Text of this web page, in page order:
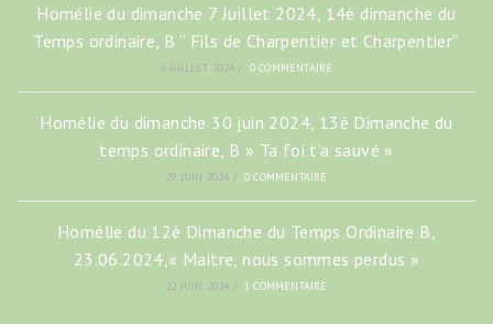
Homélie du dimanche 7 Juillet 2024, 14è dimanche du
Temps ordinaire, B “ Fils de Charpentier et Charpentier”
6 JUILLET 2024 / 0 COMMENTAIRE
Homélie du dimanche 30 juin 2024, 13è Dimanche du
temps ordinaire, B » Ta foi t’a sauvé »
29 JUIN 2024 / 0 COMMENTAIRE
Homélie du 12è Dimanche du Temps Ordinaire B,
23.06.2024,« Maitre, nous sommes perdus »
22 JUIN 2024 / 1 COMMENTAIRE